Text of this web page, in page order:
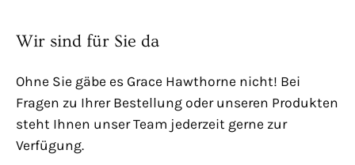
Wir sind für Sie da
Ohne Sie gäbe es Grace Hawthorne nicht! Bei
Fragen zu Ihrer Bestellung oder unseren Produkten
steht Ihnen unser Team jederzeit gerne zur
Verfügung.